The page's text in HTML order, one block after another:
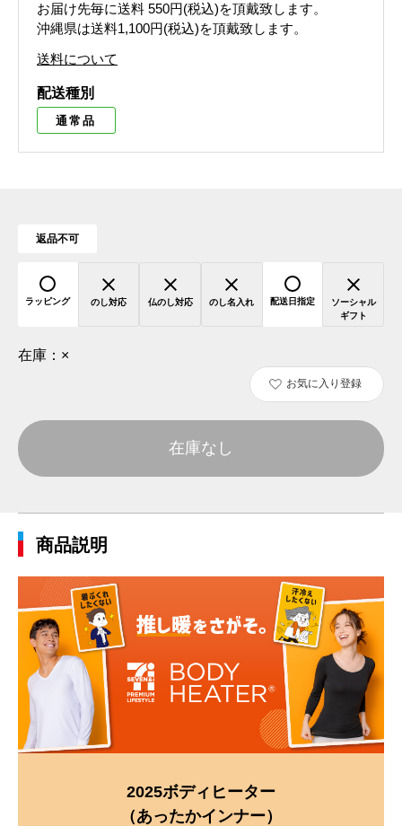
お届け先毎に送料 550円(税込)を頂戴致します。
沖縄県は送料1,100円(税込)を頂戴致します。
送料について
配送種別
通常品
返品不可
ラッピング のし対応 仏のし対応 のし名入れ 配送日指定
ソーシャル
ギフト
在庫： ×
お気に入り登録
在庫なし
商品説明
2025ボディヒーター
（あったかインナー）